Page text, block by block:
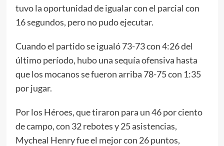
tuvo la oportunidad de igualar con el parcial con
16 segundos, pero no pudo ejecutar.
Cuando el partido se igualó 73-73 con 4:26 del
último período, hubo una sequía ofensiva hasta
que los mocanos se fueron arriba 78-75 con 1:35
por jugar.
Por los Héroes, que tiraron para un 46 por ciento
de campo, con 32 rebotes y 25 asistencias,
Mycheal Henry fue el mejor con 26 puntos,